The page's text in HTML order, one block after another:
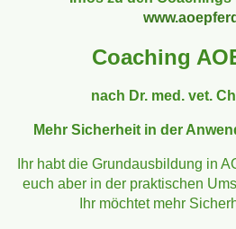
Coaching
nach Dr. med. vet.
Mehr Sicherheit in der
Ihr habt die Grundausbildung in
euch aber in der praktischen
Ihr möchtet mehr